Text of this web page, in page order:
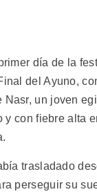
día de la
del Ayuno,
Nasr, un joven
y con fiebre alta
trasladado
perseguir su